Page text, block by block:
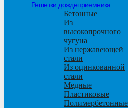
Решетки дождеприемника
Бетонные
Из
высокопрочного
чугуна
Из нержавеющей
стали
Из оцинкованной
стали
Медные
Пластиковые
Полимербетонные